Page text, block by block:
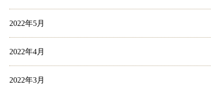
2022年5月
2022年4月
2022年3月